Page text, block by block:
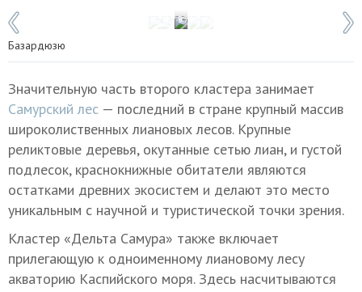
© Муса Салгереев/ТАСС
1 / 5
Базардюзю
Значительную часть второго кластера занимает
Самурский лес — последний в стране крупный массив
широколиственных лиановых лесов. Крупные
реликтовые деревья, окутанные сетью лиан, и густой
подлесок, краснокнижные обитатели являются
остатками древних экосистем и делают это место
уникальным с научной и туристической точки зрения.
Кластер «Дельта Самура» также включает
прилегающую к одноименному лиановому лесу
акваторию Каспийского моря. Здесь насчитываются